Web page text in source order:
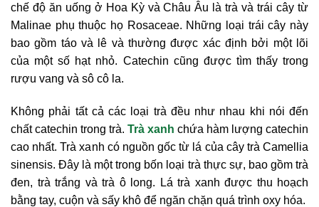
chế độ ăn uống ở Hoa Kỳ và Châu Âu là trà và trái cây từ
Malinae phụ thuộc họ Rosaceae. Những loại trái cây này
bao gồm táo và lê và thường được xác định bởi một lõi
của một số hạt nhỏ. Catechin cũng được tìm thấy trong
rượu vang và sô cô la.
Không phải tất cả các loại trà đều như nhau khi nói đến
chất catechin trong trà. Trà xanh chứa hàm lượng catechin
cao nhất. Trà xanh có nguồn gốc từ lá của cây trà Camellia
sinensis. Đây là một trong bốn loại trà thực sự, bao gồm trà
đen, trà trắng và trà ô long. Lá trà xanh được thu hoạch
bằng tay, cuộn và sấy khô để ngăn chặn quá trình oxy hóa.